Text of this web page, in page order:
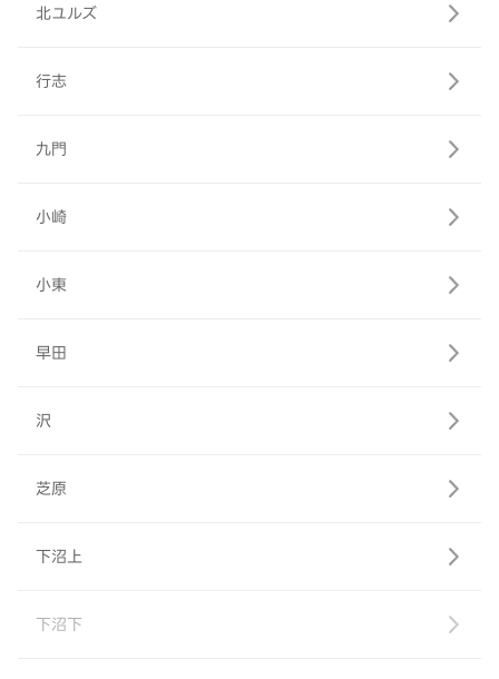
北ユルズ
行志
九門
小崎
小東
早田
沢
芝原
下沼上
下沼下